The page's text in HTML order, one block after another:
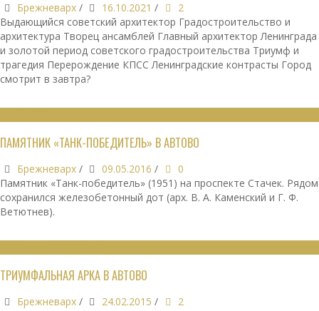
Брежневарх / 16.10.2021 /
2
Выдающийся советский архитектор Градостроительство и
архитектура Творец ансамблей Главный архитектор Ленинграда
и золотой период советского градостроительства Триумф и
трагедия Перерождение КПСС Ленинградские контрасты Город
смотрит в завтра?
ПАМЯТНИК «ТАНК-ПОБЕДИТЕЛЬ» В АВТОВО
Брежневарх / 09.05.2016 /
0
Памятник «Танк-победитель» (1951) на проспекте Стачек. Рядом
сохранился железобетонный дот (арх. В. А. Каменский и Г. Ф.
Ветютнев).
ТРИУМФАЛЬНАЯ АРКА В АВТОВО
Брежневарх / 24.02.2015 /
2